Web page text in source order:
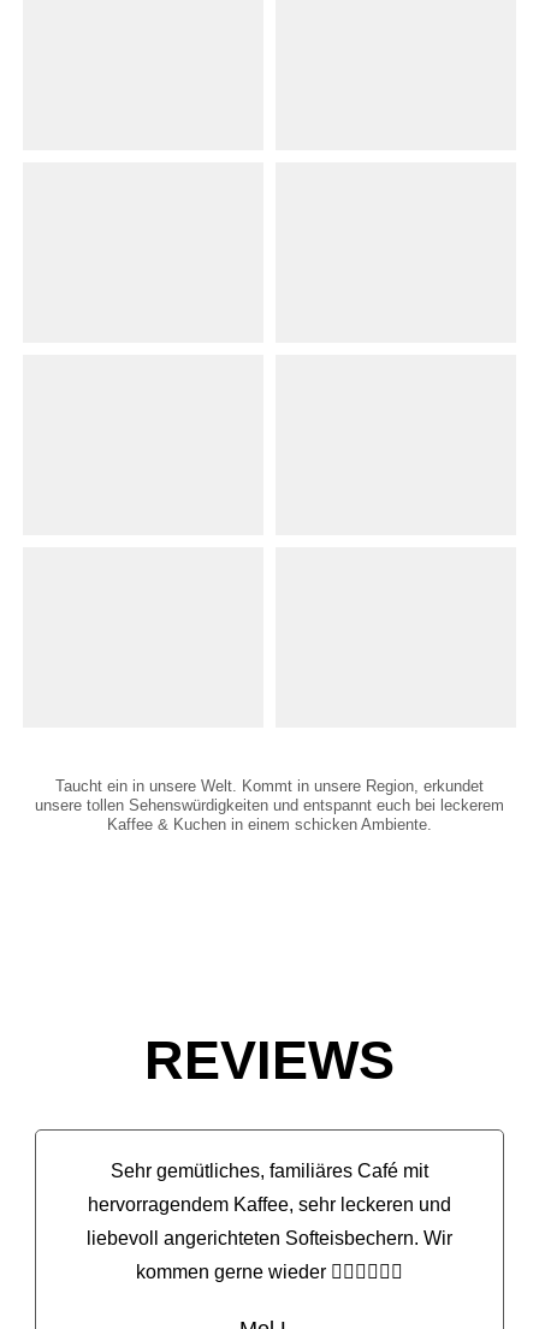
Taucht ein in unsere Welt. Kommt in unsere Region, erkundet
unsere tollen Sehenswürdigkeiten und entspannt euch bei leckerem
Kaffee & Kuchen in einem schicken Ambiente.
REVIEWS
Sehr gemütliches, familiäres Café mit
hervorragendem Kaffee, sehr leckeren und
liebevoll angerichteten Softeisbechern. Wir
kommen gerne wieder 👍🏼👍🏼👍🏼